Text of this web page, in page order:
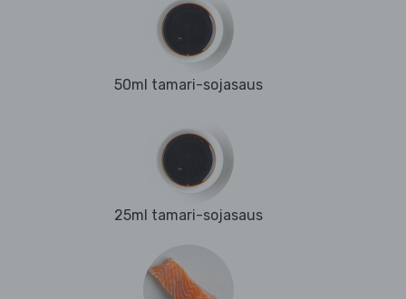
50ml tamari-sojasaus
25ml tamari-sojasaus